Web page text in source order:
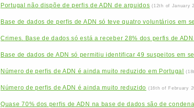
Portugal não dispõe de perfis de ADN de arguidos (12th of January
Base de dados de perfis de ADN só teve quatro voluntários em
Crimes. Base de dados só está a receber 28% dos perfis de
Base de dados de ADN só permitiu identificar 49 suspeitos em
Número de perfis de ADN é ainda muito reduzido em Portugal
Número de perfis de ADN é ainda muito reduzido (16th of February
Quase 70% dos perfis de ADN na base de dados são de